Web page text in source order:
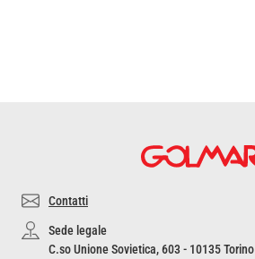
Contatti
Sede legale
C.so Unione Sovietica, 603 - 10135 Torino